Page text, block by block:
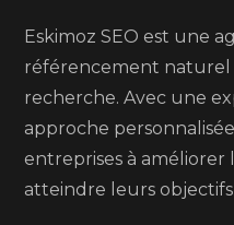
Eskimoz SEO est une
référencement naturel
recherche. Avec une
approche
entreprises à améliorer
atteindre leurs objectifs